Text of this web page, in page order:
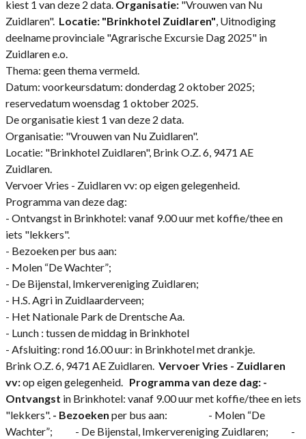
kiest 1 van deze 2 data. Organisatie:"Vrouwen van Nu
Zuidlaren". Locatie: "Brinkhotel Zuidlaren", Uitnodiging
deelname provinciale "Agrarische Excursie Dag 2025" in
Zuidlaren e.o.
Thema: geen thema vermeld.
Datum: voorkeursdatum: donderdag 2 oktober 2025;
reservedatum woensdag 1 oktober 2025.
De organisatie kiest 1 van deze 2 data.
Organisatie: "Vrouwen van Nu Zuidlaren".
Locatie: "Brinkhotel Zuidlaren", Brink O.Z. 6, 9471 AE
Zuidlaren.
Vervoer Vries - Zuidlaren vv: op eigen gelegenheid.
Programma van deze dag:
- Ontvangst in Brinkhotel: vanaf 9.00 uur met koffie/thee en
iets "lekkers".
- Bezoeken per bus aan:
- Molen “De Wachter”;
- De Bijenstal, Imkervereniging Zuidlaren;
- H.S. Agri in Zuidlaarderveen;
- Het Nationale Park de Drentsche Aa.
- Lunch : tussen de middag in Brinkhotel
- Afsluiting: rond 16.00 uur: in Brinkhotel met drankje.
Brink O.Z. 6, 9471 AE Zuidlaren. Vervoer Vries - Zuidlaren
vv:op eigen gelegenheid.Programma van deze dag: -
Ontvangst in Brinkhotel: vanaf 9.00 uur met koffie/thee en iets
"lekkers". - Bezoeken per bus aan: - Molen “De
Wachter”; - De Bijenstal, Imkervereniging Zuidlaren; -